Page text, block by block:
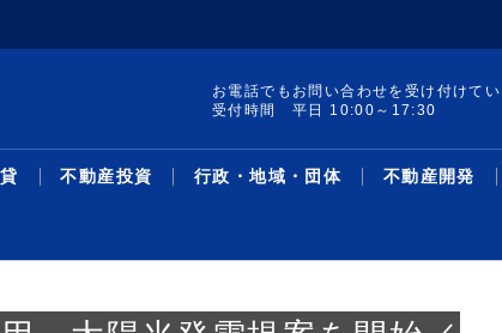
お電話でもお問い合わせを受け付けて
受付時間 平日 10:00～17:30
不動産投資 行政・地域・団体 不動産開発